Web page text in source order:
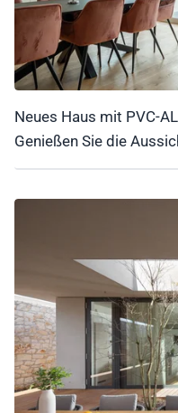
Neues Haus mit PVC-
Genießen Sie die